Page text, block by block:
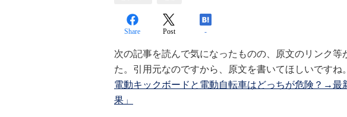
Share Post -
次の記事を読んで気になったものの、原文のリンク等
た。引用元なのですから、原文を書いてほしいですね。
電動キックボードと電動自転車はどっちが危険？→最
果」